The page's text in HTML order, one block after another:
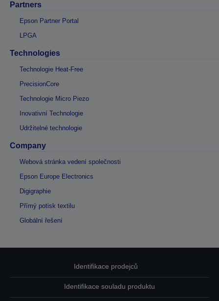
Partners
Epson Partner Portal
LPGA
Technologies
Technologie Heat-Free
PrecisionCore
Technologie Micro Piezo
Inovativní Technologie
Udržitelné technologie
Company
Webová stránka vedení společnosti
Epson Europe Electronics
Digigraphie
Přímý potisk textilu
Globální řešení
Identifikace prodejců
Identifikace souladu produktu